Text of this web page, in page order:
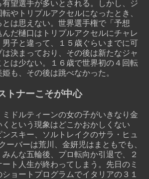
望選手が多いとされる。しかし、ジ
やトリプルアクセルになったとき、
は思えない。世界選手権で「予想
だ樋口はトリプルアクセルにチャレ
男子と違って、１５歳ぐらいまでに可
決まっており、その後は新たなジャ
とは少ない。１６歳で世界初の４回転
も、その後は跳べなかった。
トナーこそが中心
ドルティーンの女の子がいきなり金
くという現象はどこかおかしくない
スキー、ソルトレイクのサラ・ヒュ
ーバーは荒川、金妍児はまともでも、
んな五輪後、プロ転向か引退で、２
ト人生が終わってしまう。先日のミ
ョートプログラムでイタリアの３１